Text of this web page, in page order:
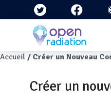
Aller au contenu principal
Fil d'Ariane
Accueil Créer un Nouveau
Créer un